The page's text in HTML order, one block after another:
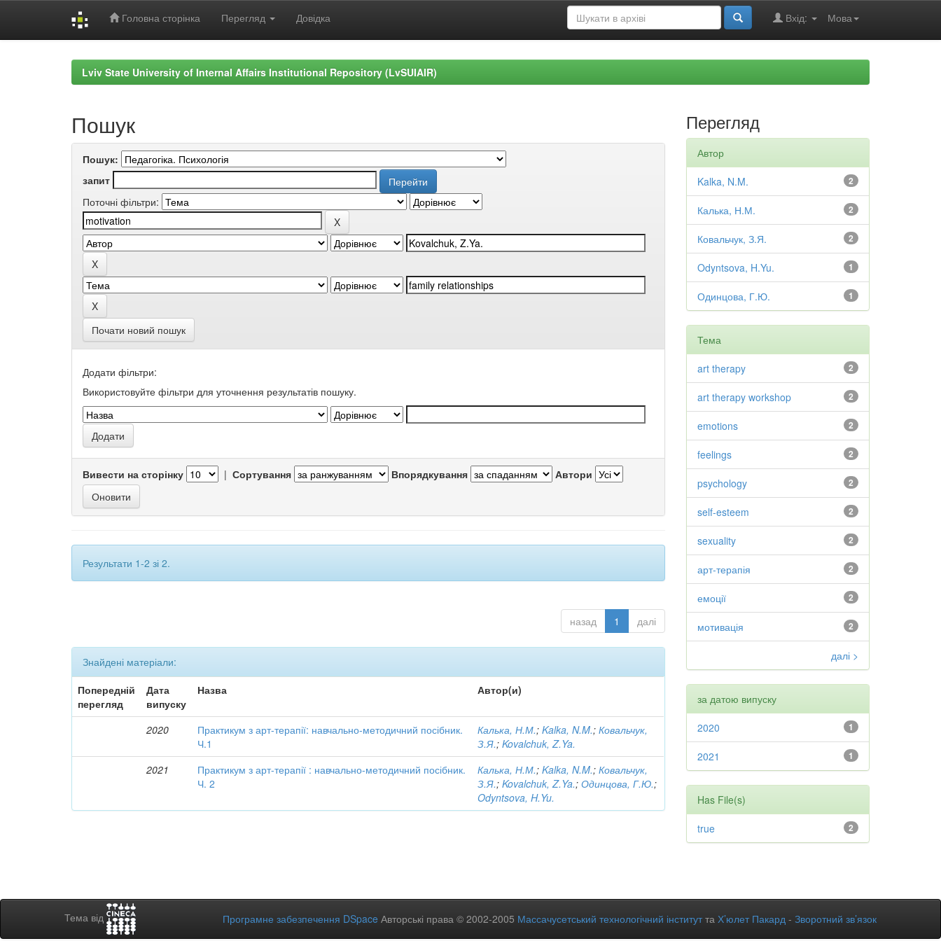
Головна сторінка Перегляд Довідка Мова
Вхід:
Lviv State University of Internal Affairs Institutional Repository (LvSUIAIR)
Пошук
Пошук:
запит
Поточні фільтри:
Почати новий пошук
Додати фільтри:
Використовуйте фільтри для уточнення результатів пошуку.
Вивести на сторінку | Сортування Впорядкування Автори
Результати 1-2 зі 2.
назад 1 далі
Знайдені матеріали:
Попередній
перегляд
Дата
випуску
Назва Автор(и)
2020
Практикум з арт-терапії: навчально-методичний посібник.
Ч.1
Калька, Н.М.;Kalka, N.M.;Ковальчук,
З.Я.;Kovalchuk, Z.Ya.
2021
Практикум з арт-терапії : навчально-методичний посібник.
Ч. 2
Калька, Н.М.;Kalka, N.M.;Ковальчук,
З.Я.;Kovalchuk, Z.Ya.;Одинцова, Г.Ю.;
Odyntsova, H.Yu.
Перегляд
Автор
2
Kalka, N.M.
2
Калька, Н.М.
2
Ковальчук, З.Я.
1
Odyntsova, H.Yu.
1
Одинцова, Г.Ю.
Тема
2
art therapy
2
art therapy workshop
2
emotions
2
feelings
2
psychology
2
self-esteem
2
sexuality
2
арт-терапія
2
емоції
2
мотивація
далі >
за датою випуску
1
2020
1
2021
Has File(s)
2
true
Тема від Програмне забезпечення DSpace Авторські права © 2002-2005 Массачусетський технологічний інститутта Х’юлет Пакард - Зворотний зв’язок